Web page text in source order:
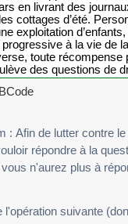
: Afin de lutter contre
répondre à la question
n'aurez plus à
l'opération suivante